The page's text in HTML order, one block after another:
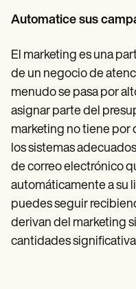
Automatice sus
El marketing es una
de un negocio de
menudo se pasa por
asignar parte del
marketing no tiene por
los sistemas
de correo electrónico
automáticamente a su
puedes seguir
derivan del marketing
cantidades